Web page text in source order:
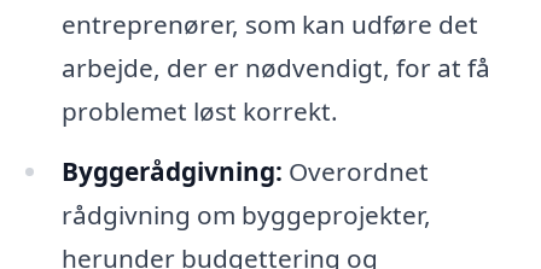
entreprenører, som kan udføre det
arbejde, der er nødvendigt, for at få
problemet løst korrekt.
Byggerådgivning: Overordnet
rådgivning om byggeprojekter,
herunder budgettering og